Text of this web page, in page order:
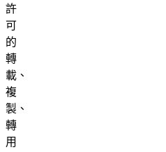
許
可
的
轉
載、
複
製、
轉
用